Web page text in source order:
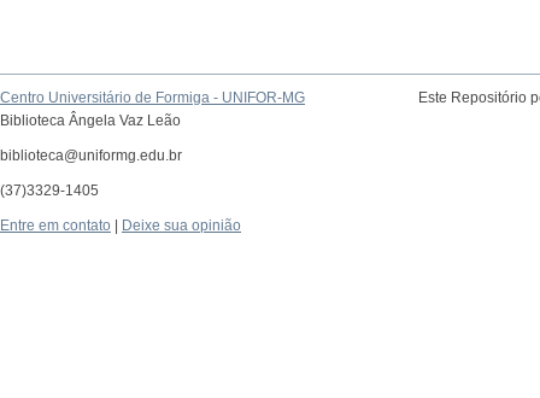
Centro Universitário de Formiga - UNIFOR-MG
Biblioteca Ângela Vaz Leão
biblioteca@uniformg.edu.br
(37)3329-1405
Este Repositório
Entre em contato Deixe sua opinião